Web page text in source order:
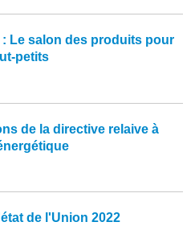
: Le salon des produits pour
petits
de la directive relaive à
de l'Union 2022